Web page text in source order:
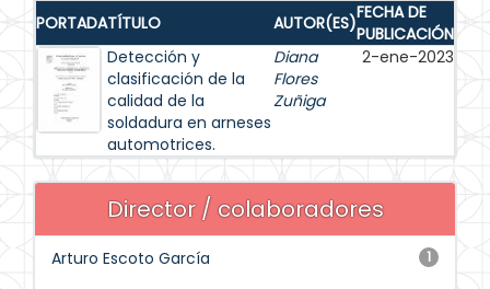
PORTADATÍTULO AUTOR(ES)FECHA DE
PUBLICACIÓN
Detección y
clasificación de la
calidad de la
soldadura en arneses
automotrices.
Diana
Flores
Zuñiga
2-ene-2023
Director / colaboradores
1
Arturo Escoto García